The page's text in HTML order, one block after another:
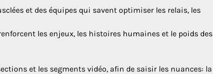
et des équipes qui savent optimiser les relais, les
les enjeux, les histoires humaines et le poids des
et les segments vidéo, afin de saisir les nuances: la